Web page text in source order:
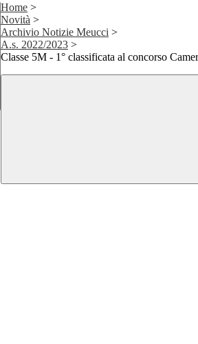
Home >
Novità >
Archivio Notizie Meucci >
A.s. 2022/2023 >
Classe 5M - 1° classificata al concorso